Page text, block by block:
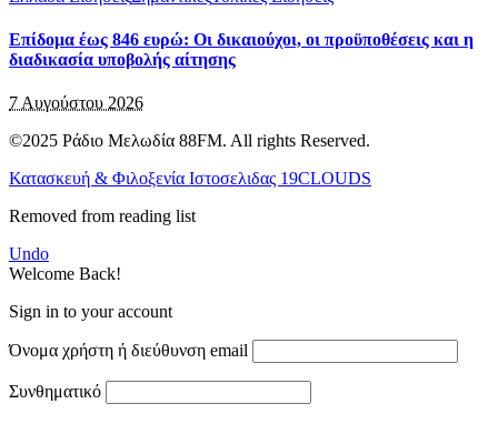
Επίδομα έως 846 ευρώ: Οι δικαιούχοι, οι προϋποθέσεις και η
διαδικασία υποβολής αίτησης
7 Αυγούστου 2026
©2025 Ράδιο Μελωδία 88FM. All rights Reserved.
Κατασκευή & Φιλοξενία Ιστοσελιδας 19CLOUDS
Removed from reading list
Undo
Welcome Back!
Sign in to your account
Όνομα χρήστη ή διεύθυνση email
Συνθηματικό